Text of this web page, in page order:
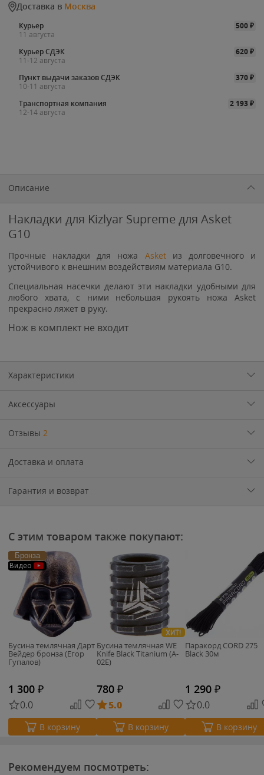
Доставка в Москва
Курьер 500₽
11 августа
Курьер СДЭК
620₽
11-12 августа
Пункт выдачи заказов СДЭК
370₽
10-11 августа
Транспортная компания
2 193₽
12-14 августа
Описание
Накладки для Kizlyar Supreme для Asket
G10
Прочные накладки для ножа Asketиз долговечного и
устойчивого к внешним воздействиям материала G10.
Специальная насечки делают эти накладки удобными для
любого хвата, с ними небольшая рукоять ножа Asket
прекрасно ляжет в руку.
Нож в комплект не входит
Характеристики
Аксессуары
Отзывы 2
Доставка и оплата
Гарантия и возврат
С этим товаром также покупают:
Бронза
Видео
Бусина темлячная Дарт
Вейдер бронза (Егор
Гупалов)
1 300 ₽
0.0
В корзину
ХИТ!
Бусина темлячная WE
Knife Black Titanium (A-
02E)
780 ₽
5.0
В корзину
Паракорд CORD 275
Black 30м
1 290 ₽
0.0
В корзину
Рекомендуем посмотреть: